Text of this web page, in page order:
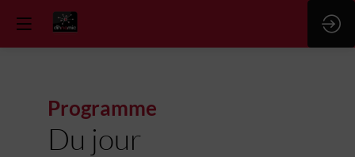
Programme
Du jour